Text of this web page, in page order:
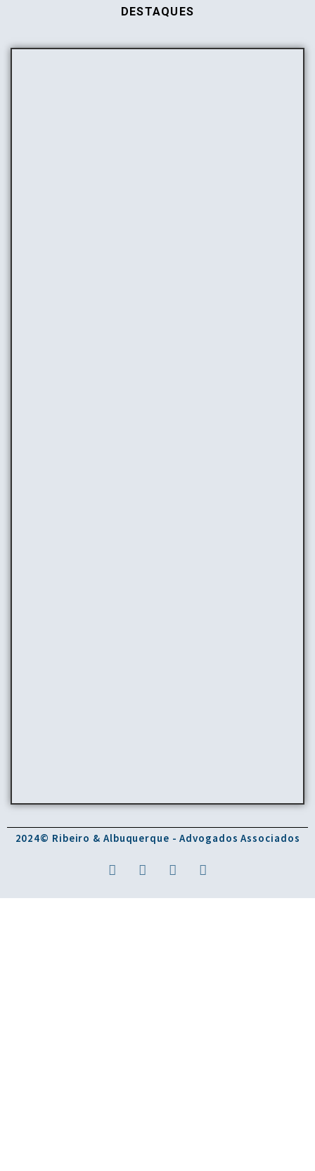
DESTAQUES
2024© Ribeiro & Albuquerque - Advogados Associados